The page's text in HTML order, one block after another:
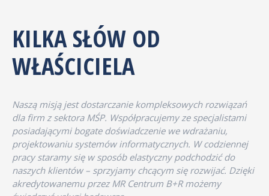
KILKA SŁÓW OD
WŁAŚCICIELA
Naszą misją jest dostarczanie kompleksowych rozwiązań
dla firm z sektora MŚP. Współpracujemy ze specjalistami
posiadającymi bogate doświadczenie we wdrażaniu,
projektowaniu systemów informatycznych. W codziennej
pracy staramy się w sposób elastyczny podchodzić do
naszych klientów – sprzyjamy chcącym się rozwijać. Dzięki
akredytowanemu przez MR Centrum B+R możemy